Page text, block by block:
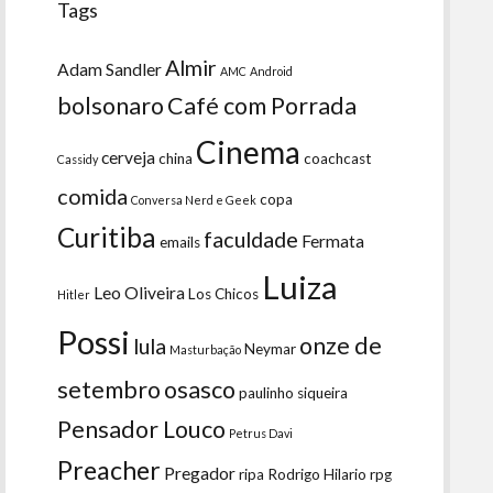
Tags
Adam Sandler Almir AMC Android
bolsonaroCafé com Porrada
Cassidy cervejachina Cinema coachcast
comida Conversa Nerd e Geek copa
Curitiba emails faculdade Fermata
Hitler Leo OliveiraLos Chicos Luiza
Possi lula Masturbação Neymar onze de
setembroosasco paulinho siqueira
Pensador Louco Petrus Davi
Preacher Pregadorripa Rodrigo Hilario rpg